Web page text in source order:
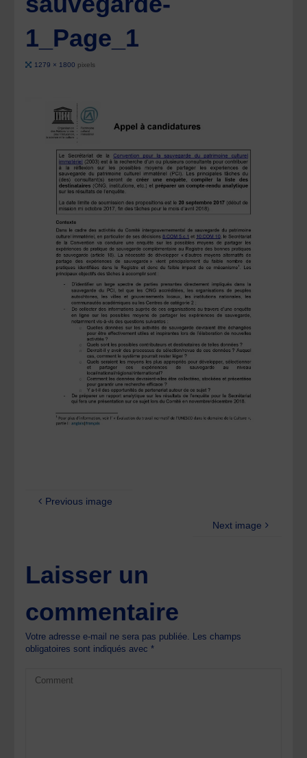
1_Page_1
Full1279 × 1800 pixels
Previous image
Next image
Laisser un
commentaire
Votre adresse e-mail ne sera pas publiée. Les champs
obligatoires sont indiqués avec*